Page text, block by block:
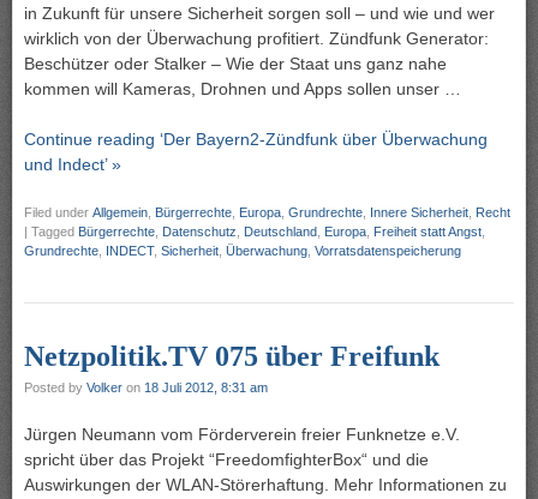
in Zukunft für unsere Sicherheit sorgen soll – und wie und wer
wirklich von der Überwachung profitiert. Zündfunk Generator:
Beschützer oder Stalker – Wie der Staat uns ganz nahe
kommen will Kameras, Drohnen und Apps sollen unser …
Continue reading ‘Der Bayern2-Zündfunk über Überwachung
und Indect’ »
Filed under Allgemein Bürgerrechte Europa Grundrechte Innere Sicherheit
Recht
Tagged Bürgerrechte Datenschutz Deutschland Europa Freiheit statt Angst
Grundrechte
INDECT, Sicherheit Überwachung Vorratsdatenspeicherung
Netzpolitik.TV 075 über Freifunk
Posted by Volker on 18 Juli 2012, 8:31 am
Jürgen Neumann vom Förderverein freier Funknetze e.V.
spricht über das Projekt “FreedomfighterBox“ und die
Auswirkungen der WLAN-Störerhaftung. Mehr Informationen zu